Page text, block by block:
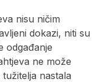
nisu ničim
dokazi, niti su
odgađanje
ne može
nastala